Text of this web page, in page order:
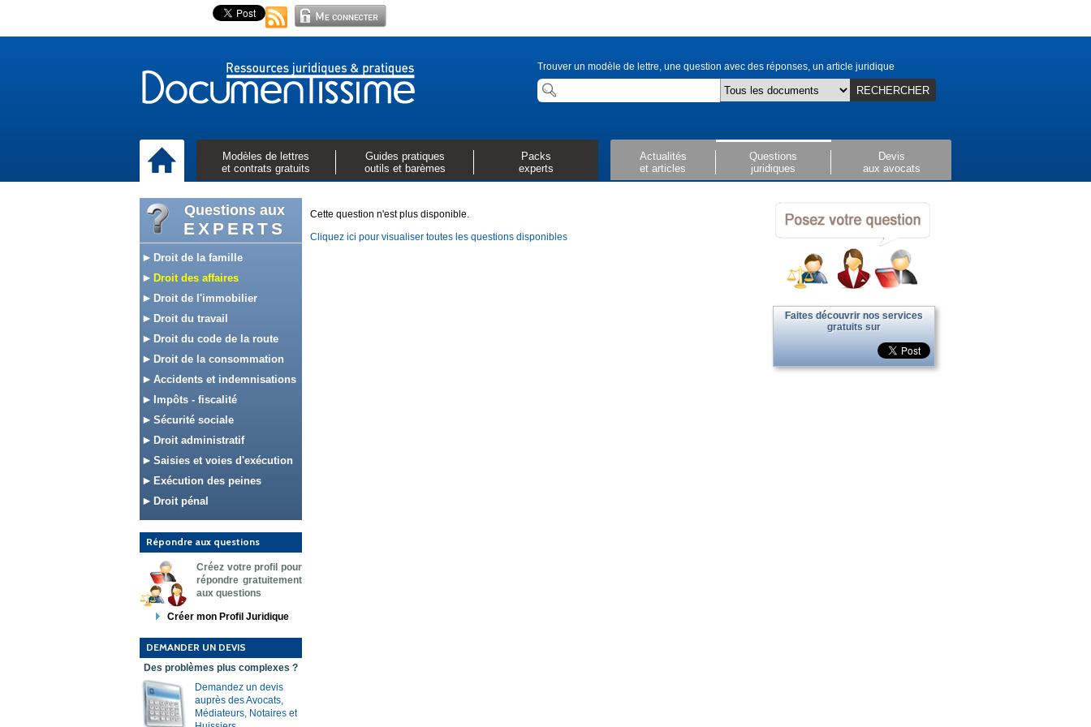
Trouver un modèle de lettre, une question avec des réponses, un article juridique
RECHERCHER
Modèles de lettres
et contrats gratuits
Guides pratiques
outils et barèmes
Packs
experts
Actualités
et articles
Questions
juridiques
Devis
aux avocats
Questions aux
EXPERTS
Droit de la famille
Droit des affaires
Droit de l'immobilier
Droit du travail
Droit du code de la route
Droit de la consommation
Accidents et indemnisations
Impôts - fiscalité
Sécurité sociale
Droit administratif
Saisies et voies d'exécution
Exécution des peines
Droit pénal
Répondre aux questions
Créez votre profil pour
répondre gratuitement
aux questions
Créer mon Profil Juridique
DEMANDER UN DEVIS
Des problèmes plus complexes ?
Demandez un devis
auprès des Avocats,
Médiateurs, Notaires et
Cette question n'est plus disponible.
Cliquez ici pour visualiser toutes les questions disponibles
Faites découvrir nos services
gratuits sur